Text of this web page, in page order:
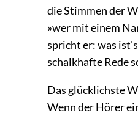
die Stimmen der
»wer mit einem
spricht er: was
schalkhafte Rede
Das glücklichste
Wenn der Hörer